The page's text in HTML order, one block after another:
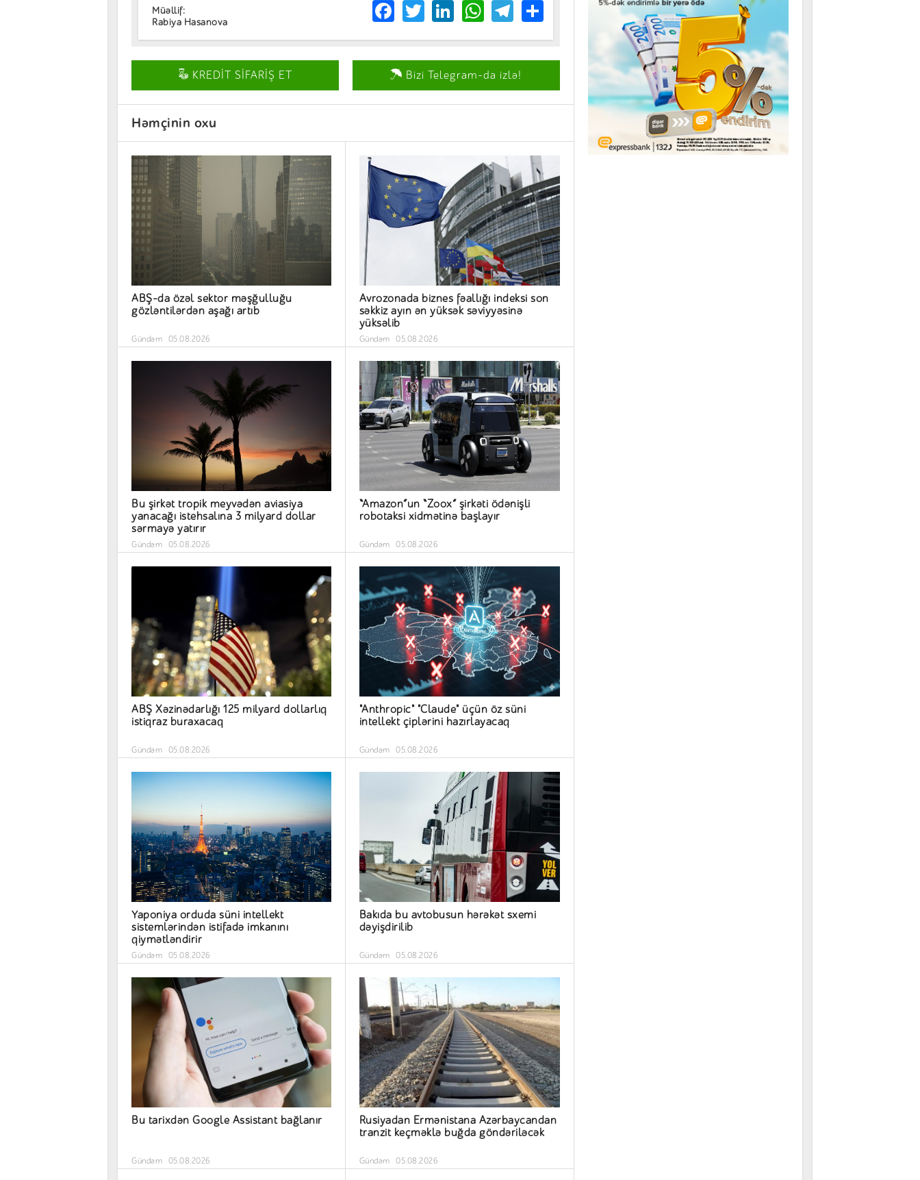
Müəllif:
Rabiya Hasanova
Facebook
TwitterLinkedIn
WhatsApp
Telegram
Share
KREDİT SİFARİŞ ET Bizi Telegram-da izlə!
Həmçinin oxu
ABŞ-da özəl sektor məşğulluğu
gözləntilərdən aşağı artıb
Gündəm 05.08.2026
Avrozonada biznes fəallığı indeksi son
səkkiz ayın ən yüksək səviyyəsinə
yüksəlib
Gündəm 05.08.2026
Bu şirkət tropik meyvədən aviasiya
yanacağı istehsalına 3 milyard dollar
sərmayə yatırır
Gündəm 05.08.2026
“Amazon”un “Zoox” şirkəti ödənişli
robotaksi xidmətinə başlayır
Gündəm 05.08.2026
ABŞ Xəzinədarlığı 125 milyard dollarlıq
istiqraz buraxacaq
Gündəm 05.08.2026
"Anthropic" "Claude" üçün öz süni
intellekt çiplərini hazırlayacaq
Gündəm 05.08.2026
Yaponiya orduda süni intellekt
sistemlərindən istifadə imkanını
qiymətləndirir
Gündəm 05.08.2026
Bakıda bu avtobusun hərəkət sxemi
dəyişdirilib
Gündəm 05.08.2026
Bu tarixdən Google Assistant bağlanır
Gündəm 05.08.2026
Rusiyadan Ermənistana Azərbaycandan
tranzit keçməklə buğda göndəriləcək
Gündəm 05.08.2026